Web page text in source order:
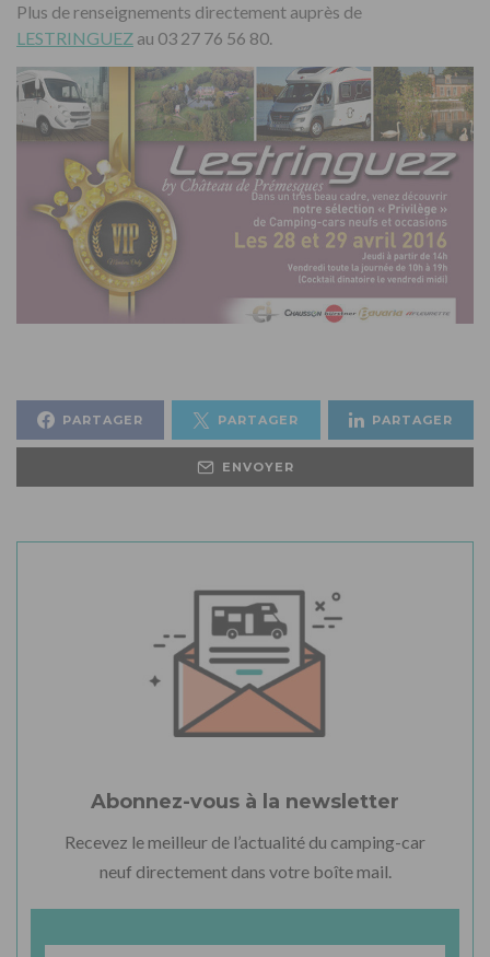
Plus de renseignements directement auprès de
LESTRINGUEZ au 03 27 76 56 80.
PARTAGER PARTAGER PARTAGER
ENVOYER
Abonnez-vous à la newsletter
Recevez le meilleur de l’actualité du camping-car
neuf directement dans votre boîte mail.